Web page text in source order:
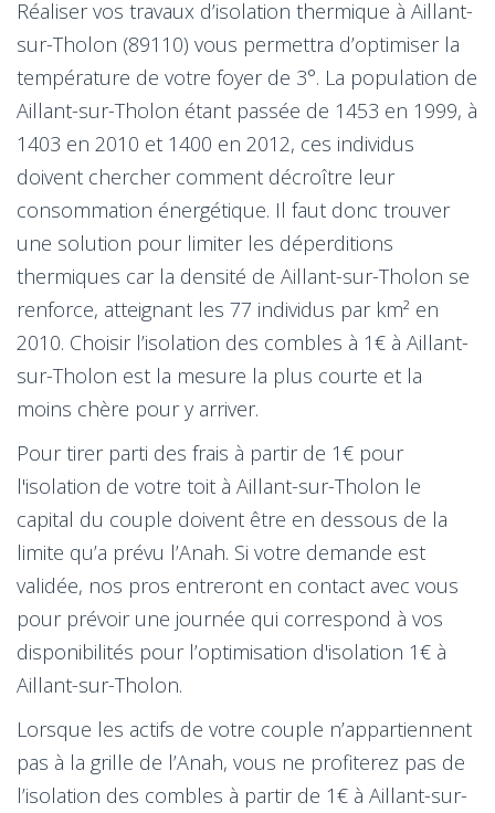
Réaliser vos travaux d’isolation thermique à Aillant-
sur-Tholon (89110) vous permettra d’optimiser la
température de votre foyer de 3°. La population de
Aillant-sur-Tholon étant passée de 1453 en 1999, à
1403 en 2010 et 1400 en 2012, ces individus
doivent chercher comment décroître leur
consommation énergétique. Il faut donc trouver
une solution pour limiter les déperditions
thermiques car la densité de Aillant-sur-Tholon se
renforce, atteignant les 77 individus par km² en
2010. Choisir l’isolation des combles à 1€ à Aillant-
sur-Tholon est la mesure la plus courte et la
moins chère pour y arriver.
Pour tirer parti des frais à partir de 1€ pour
l'isolation de votre toit à Aillant-sur-Tholon le
capital du couple doivent être en dessous de la
limite qu’a prévu l’Anah. Si votre demande est
validée, nos pros entreront en contact avec vous
pour prévoir une journée qui correspond à vos
disponibilités pour l’optimisation d'isolation 1€ à
Aillant-sur-Tholon.
Lorsque les actifs de votre couple n’appartiennent
pas à la grille de l’Anah, vous ne profiterez pas de
l’isolation des combles à partir de 1€ à Aillant-sur-